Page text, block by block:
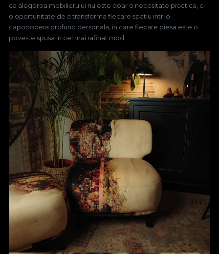
ca alegerea mobilierului nu este doar o necesitate practica, ci
o oportunitate de a transforma fiecare spatiu intr-o
capodopera profund personala, in care fiecare piesa este o
poveste spusa in cel mai rafinat mod.